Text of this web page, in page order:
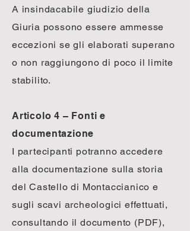
A insindacabile giudizio della
Giuria possono essere ammesse
eccezioni se gli elaborati superano
o non raggiungono di poco il limite
stabilito.
Articolo 4 – Fonti e
documentazione
I partecipanti potranno accedere
alla documentazione sulla storia
del Castello di Montaccianico e
sugli scavi archeologici effettuati,
consultando il documento (PDF),